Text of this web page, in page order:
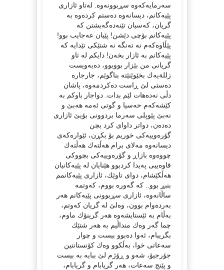
سه‌رمایه‌كه‌وه‌ سڕبوونه‌وه‌. ‌له‌تاو ئازاری
پێیه‌كانم، دیسانه‌وه‌ ده‌ستم كرده‌وه‌ به‌
گریان، كه‌سیان تێنه‌ده‌گه‌یشتن كه‌
پێیه‌كانم بۆچی دێشن! پێیان عه‌جایب بوو!
پێڵاوه‌كه‌م نه‌ ته‌نگه‌ نه‌ شتێكی تێدایه‌ كه‌
پێیه‌كانم به‌ ئازار بخه‌ن! دایكم له‌ تاو
گریانی من بێزار بووبوو، ده‌یه‌ویست
زللةیه‌ك بخێوێنێته‌ بناگوێم، جارجاره‌
ده‌ستی لێ ڕاست ده‌كردمه‌وه‌، پاشان
دڵی نه‌ده‌هات لێم بدات. دواجار باوكم به‌
كێشه‌كه‌م حه‌سیا و گوتی ئه‌مه‌ هه‌بێ و
نه‌بێ پێوپلی سه‌رما بردوونی بۆیێ ئازاری
ده‌ده‌ن، دواتر داوای كرد بچن
گۆره‌وییه‌كی خوریم بۆ بكڕن، ئێواره‌كه‌ی
دیسانه‌وه‌ مه‌لای برام هه‌ڵته‌ك هه‌ڵته‌ك
چووه‌وه‌ بازاڕ و گۆره‌وییه‌كی بچووكی
قاوه‌ییی په‌یدا كردبوو هێنایان له‌ پێیه‌كانیان
هه‌ڵكێشام، دوای تاوێك، ئازاری پێیه‌كانمم
بنبڕ بوو.. كه‌ گه‌وره‌ بووم، كه‌وتمه‌
ساڵانه‌وه‌، ئازاری سڕبوونی پێیه‌كانم هه‌ر
به‌رده‌وام بوون، وه‌لێ له‌ گریان كه‌وتم،
به‌ڵام به ‌ئێستایشه‌وه‌ هه‌ر گرینۆك ماوم،
چما گه‌ر وه‌ك منداڵیم به‌ هه‌ر شتێك
بگریبام، ئه‌وا ده‌بوو بیست و چوار
سه‌عاتی خوا، به‌ڵكوو وه‌ك كۆنستانتین
جۆرجیۆ، شه‌و و ڕۆژم لێ ببایه‌ به‌ بیست
و پێنج سه‌عات، هه‌ر گریابام و گریابام،